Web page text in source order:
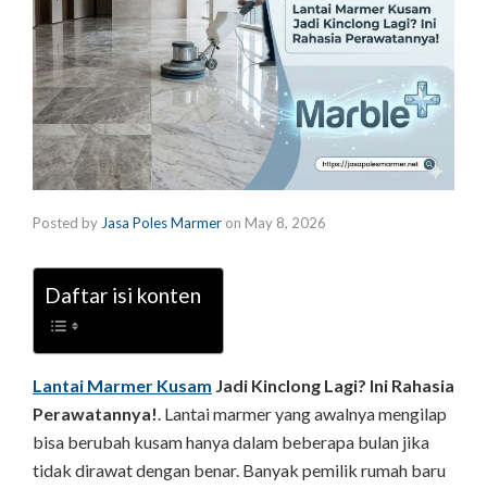
Posted by Jasa Poles Marmer on May 8, 2026
Daftar isi konten
Lantai Marmer Kusam Jadi Kinclong Lagi? Ini Rahasia
Perawatannya! . Lantai marmer yang awalnya mengilap
bisa berubah kusam hanya dalam beberapa bulan jika
tidak dirawat dengan benar. Banyak pemilik rumah baru